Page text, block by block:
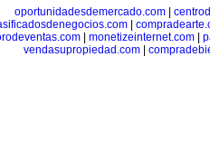
oportunidadesdemercado.com
|
| monetizeinternet.com|
vendasupropiedad.com|